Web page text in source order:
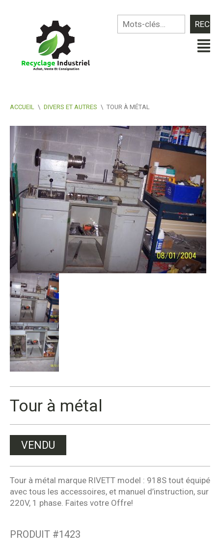
ACCUEIL \ DIVERS ET AUTRES \ TOUR À MÉTAL
Tour à métal
VENDU
Tour à métal marque RIVETT model : 918S tout équipé
avec tous les accessoires, et manuel d’instruction, sur
220V, 1 phase. Faites votre Offre!
PRODUIT #1423